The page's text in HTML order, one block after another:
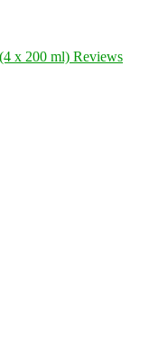
x 200 ml) Reviews